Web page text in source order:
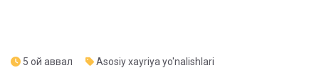
5 ой аввал Asosiy xayriya yo'nalishlari